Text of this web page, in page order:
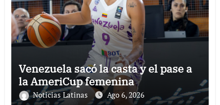
Venezuela sacó la casta y el pase a
la AmeriCup femenina
Noticias Latinas Ago 6, 2026